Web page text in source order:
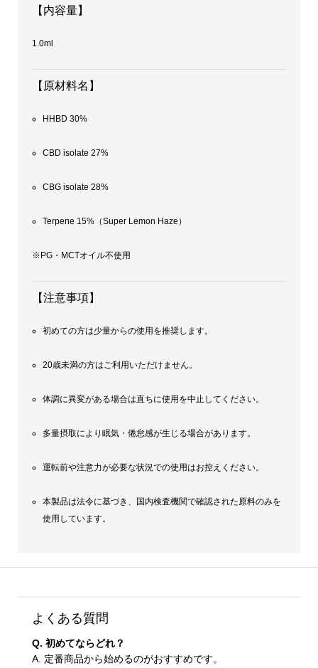
【内容量】
1.0ml
【原材料名】
HHBD 30%
CBD isolate 27%
CBG isolate 28%
Terpene 15%（Super Lemon Haze）
※PG・MCTオイル不使用
【注意事項】
初めての方は少量からの使用を推奨します。
20歳未満の方はご利用いただけません。
体調に異変がある場合は直ちに使用を中止してください。
多量摂取により眠気・倦怠感が生じる場合があります。
運転前や注意力が必要な状況での使用はお控えください。
本製品は法令に基づき、国内検査機関で確認された原料のみを
使用しています。
よくある質問
Q. 初めてならどれ？
A. 定番商品から始めるのがおすすめです。